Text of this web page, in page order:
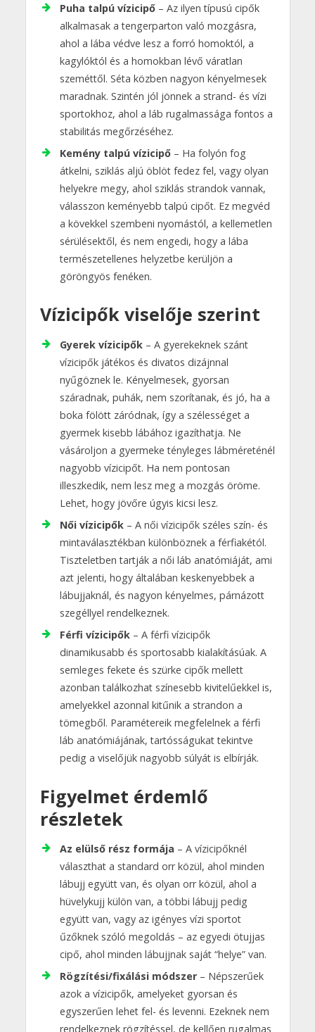
Puha talpú vízicipő – Az ilyen típusú cipők
alkalmasak a tengerparton való mozgásra,
ahol a lába védve lesz a forró homoktól, a
kagylóktól és a homokban lévő váratlan
szeméttől. Séta közben nagyon kényelmesek
maradnak. Szintén jól jönnek a strand- és vízi
sportokhoz, ahol a láb rugalmassága fontos a
stabilitás megőrzéséhez.
Kemény talpú vízicipő – Ha folyón fog
átkelni, sziklás aljú öblöt fedez fel, vagy olyan
helyekre megy, ahol sziklás strandok vannak,
válasszon keményebb talpú cipőt. Ez megvéd
a kövekkel szembeni nyomástól, a kellemetlen
sérülésektől, és nem engedi, hogy a lába
természetellenes helyzetbe kerüljön a
göröngyös fenéken.
Vízicipők viselője szerint
Gyerek vízicipők – A gyerekeknek szánt
vízicipők játékos és divatos dizájnnal
nyűgöznek le. Kényelmesek, gyorsan
száradnak, puhák, nem szorítanak, és jó, ha a
boka fölött záródnak, így a szélességet a
gyermek kisebb lábához igazíthatja. Ne
vásároljon a gyermeke tényleges lábméreténél
nagyobb vízicipőt. Ha nem pontosan
illeszkedik, nem lesz meg a mozgás öröme.
Lehet, hogy jövőre úgyis kicsi lesz.
Női vízicipők – A női vízicipők széles szín- és
mintaválasztékban különböznek a férfiakétól.
Tiszteletben tartják a női láb anatómiáját, ami
azt jelenti, hogy általában keskenyebbek a
lábujjaknál, és nagyon kényelmes, párnázott
szegéllyel rendelkeznek.
Férfi vízicipők – A férfi vízicipők
dinamikusabb és sportosabb kialakításúak. A
semleges fekete és szürke cipők mellett
azonban találkozhat színesebb kivitelűekkel is,
amelyekkel azonnal kitűnik a strandon a
tömegből. Paramétereik megfelelnek a férfi
láb anatómiájának, tartósságukat tekintve
pedig a viselőjük nagyobb súlyát is elbírják.
Figyelmet érdemlő
részletek
Az elülső rész formája – A vízicipőknél
választhat a standard orr közül, ahol minden
lábujj együtt van, és olyan orr közül, ahol a
hüvelykujj külön van, a többi lábujj pedig
együtt van, vagy az igényes vízi sportot
űzőknek szóló megoldás – az egyedi ötujjas
cipő, ahol minden lábujjnak saját “helye” van.
Rögzítési/fixálási módszer – Népszerűek
azok a vízicipők, amelyeket gyorsan és
egyszerűen lehet fel- és levenni. Ezeknek nem
rendelkeznek rögzítéssel, de kellően rugalmas